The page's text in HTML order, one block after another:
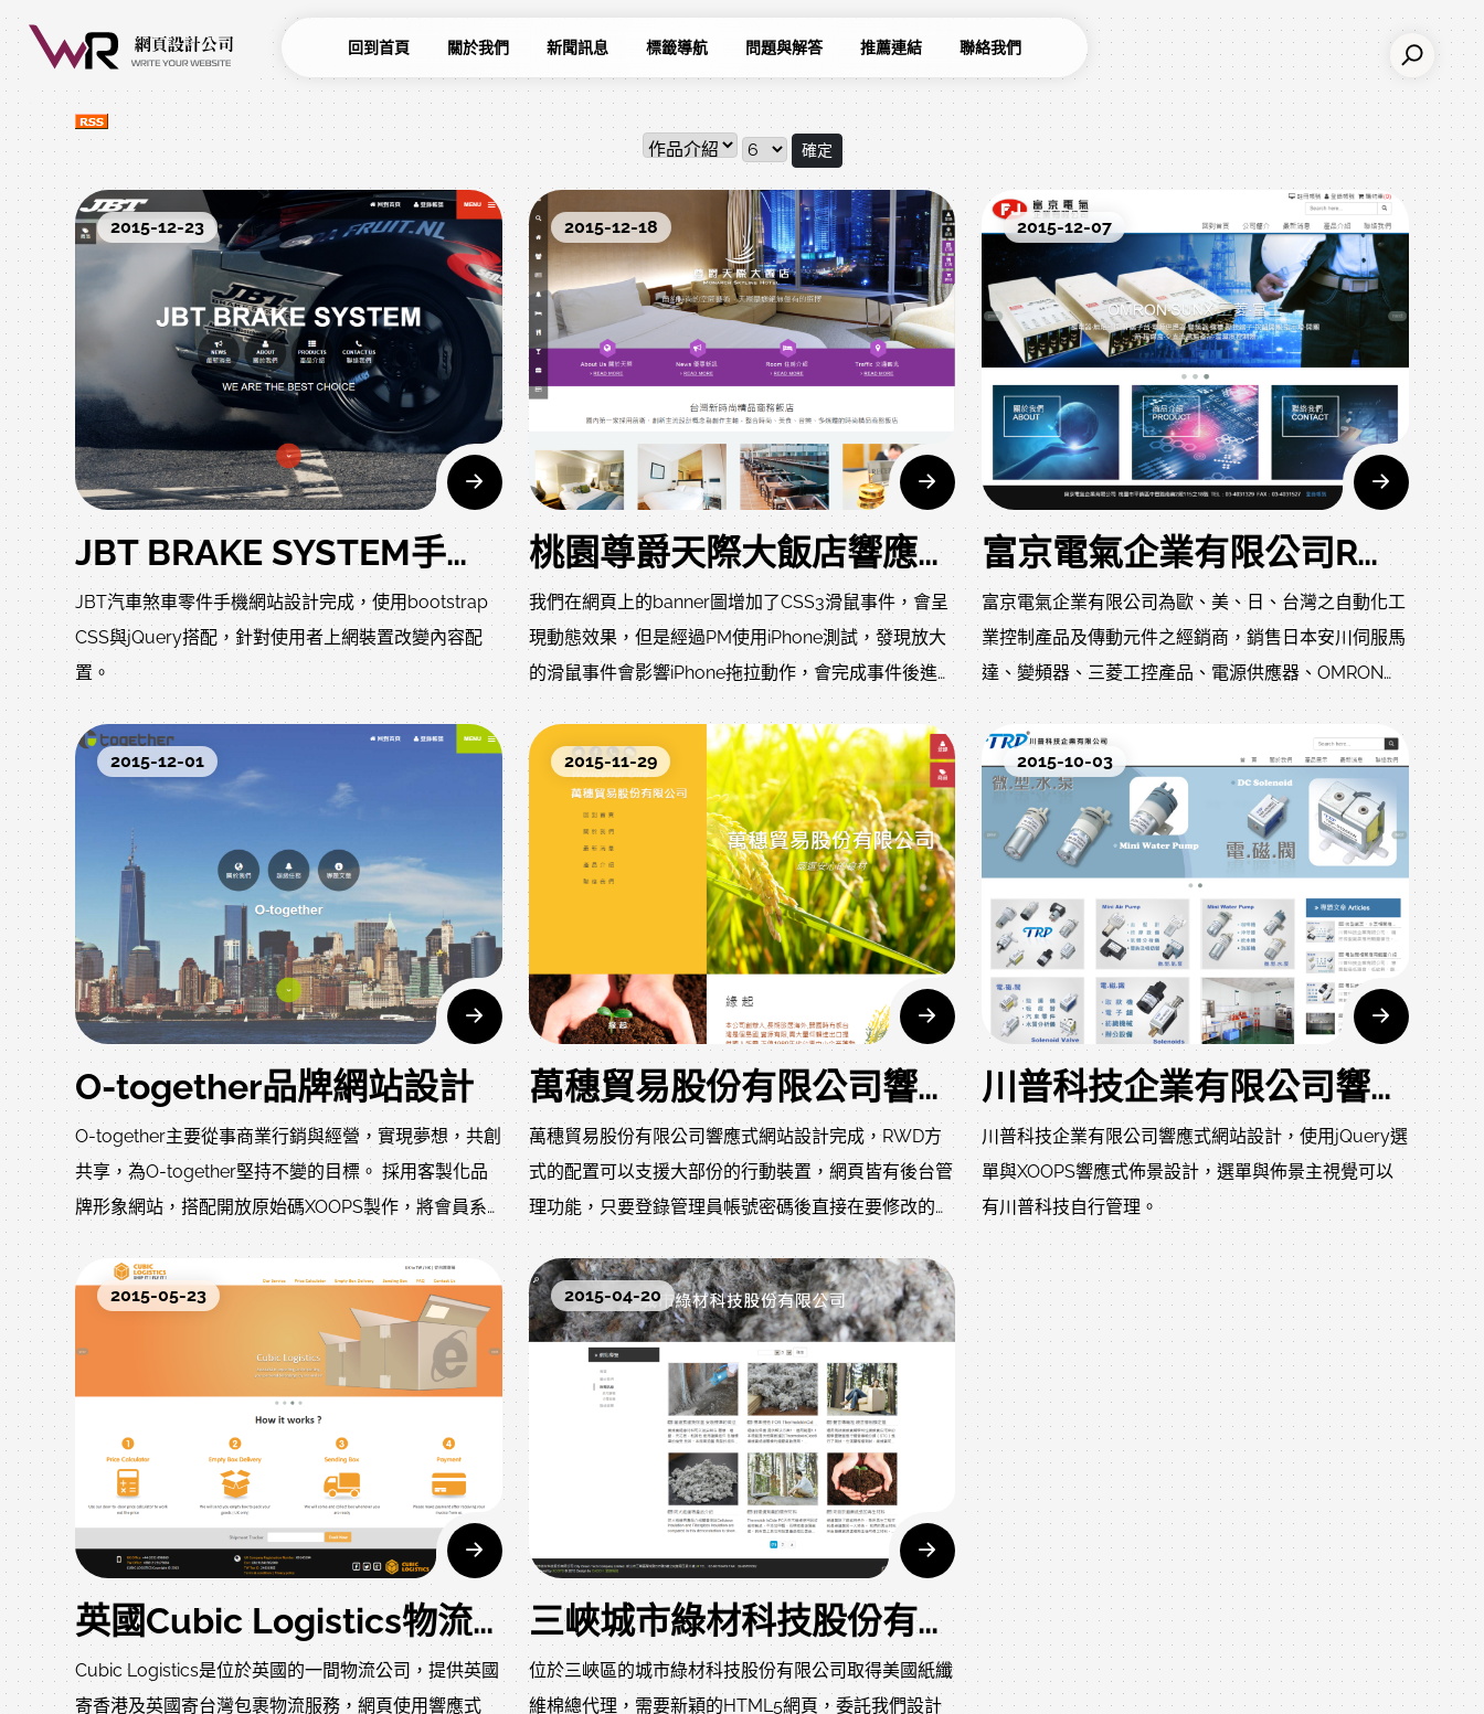
回到首頁 關於我們 新聞訊息 標籤導航 問題與解答 推薦連結 聯絡我們
確定
2015-12-23
JBT BRAKE SYSTEM手機網站設計
JBT汽車煞車零件手機網站設計完成，使用bootstrap
CSS與jQuery搭配，針對使用者上網裝置改變內容配
置。
2015-12-18
桃園尊爵天際大飯店響應式網頁設計案
我們在網頁上的banner圖增加了CSS3滑鼠事件，會呈
現動態效果，但是經過PM使用iPhone測試，發現放大
的滑鼠事件會影響iPhone拖拉動作，會完成事件後進行
拖拉，在Android則無此問題，因為不知道未來新的
IOS是否會針對此特效強化，經過協調本次網頁設計案
捨棄了此特效，整體設計經過iPhone3GS~6測試，三星
Note2~4測試、iPad2與WIN8.1平板測試，希望能讓大
部份裝置的使用者都能得到最佳體驗。
2015-12-07
富京電氣企業有限公司RWD網站設計
富京電氣企業有限公司為歐、美、日、台灣之自動化工
業控制產品及傳動元件之經銷商，銷售日本安川伺服馬
達、變頻器、三菱工控產品、電源供應器、OMRON自
動化產品及其他工控產品。
2015-12-01
O-together品牌網站設計
O-together主要從事商業行銷與經營，實現夢想，共創
共享，為O-together堅持不變的目標。 採用客製化品
牌形象網站，搭配開放原始碼XOOPS製作，將會員系
統分開，並且在儲存於資料庫之前先加密再進行儲存，
只要無法辨識個人資料的欄位採用明碼儲存。
2015-11-29
萬穗貿易股份有限公司響應式網站設計
萬穗貿易股份有限公司響應式網站設計完成，RWD方
式的配置可以支援大部份的行動裝置，網頁皆有後台管
理功能，只要登錄管理員帳號密碼後直接在要修改的位
置旁按下編輯即可針對要修改的區塊設計新內容。
2015-10-03
川普科技企業有限公司響應式網站設計
川普科技企業有限公司響應式網站設計，使用jQuery選
單與XOOPS響應式佈景設計，選單與佈景主視覺可以
有川普科技自行管理。
2015-05-23
英國Cubic Logistics物流系統模組化網頁設計完成
Cubic Logistics是位於英國的一間物流公司，提供英國
寄香港及英國寄台灣包裹物流服務，網頁使用響應式
2015-04-20
三峽城市綠材科技股份有限公司網站設計作品
位於三峽區的城市綠材科技股份有限公司取得美國紙纖
維棉總代理，需要新穎的HTML5網頁，委託我們設計